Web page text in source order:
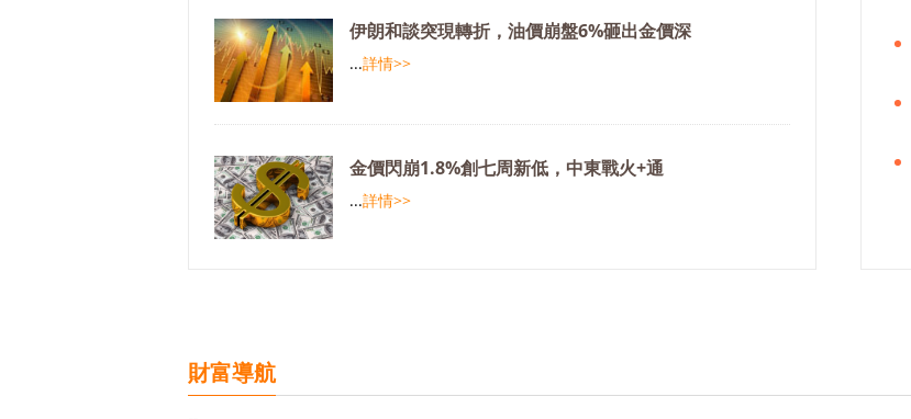
伊朗和談突現轉折，油價崩盤6%砸出金價深
...詳情>>
金價閃崩1.8%創七周新低，中東戰火+通
...詳情>>
財富導航